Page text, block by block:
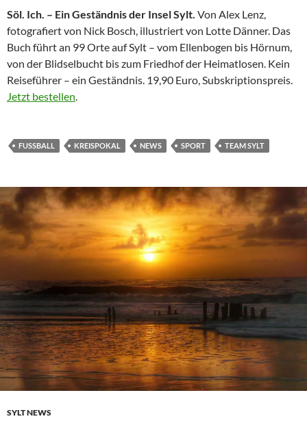
Söl. Ich. – Ein Geständnis der Insel Sylt. Von Alex Lenz,
fotografiert von Nick Bosch, illustriert von Lotte Dänner. Das
Buch führt an 99 Orte auf Sylt – vom Ellenbogen bis Hörnum,
von der Blidselbucht bis zum Friedhof der Heimatlosen. Kein
Reiseführer – ein Geständnis. 19,90 Euro, Subskriptionspreis.
Jetzt bestellen
FUSSBALL KREISPOKAL NEWS SPORT TEAM SYLT
SYLT NEWS